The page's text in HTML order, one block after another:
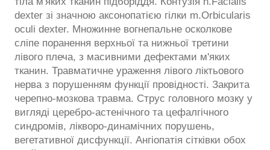
dexter зі значною аксонопатією гілки m.Orbicularis
oculi dexter. Множинне вогнепальне осколкове
сліпе поранення верхньої та нижньої третини
лівого плеча, з масивними дефектами м'яких
тканин. Травматичне ураження лівого ліктьового
нерва з порушенням функції провідності. Закрита
черепно-мозкова травма. Струс головного мозку у
вигляді церебро-астенічного та цефалгічного
синдромів, лікворо-динамічних порушень,
вегетативної дисфункції. Ангіопатія сітківки обох